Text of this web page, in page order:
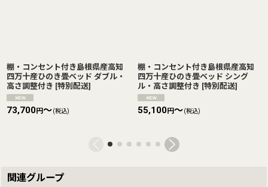
棚・コンセント付き島根県産高知
四万十産ひのき畳ベッド ダブル・
高さ調整付き [特別配送]
73,700円～(税込)
棚・コンセント付き島根県産高知
四万十産ひのき畳ベッド シング
ル・高さ調整付き [特別配送]
55,100円～(税込)
関連グループ